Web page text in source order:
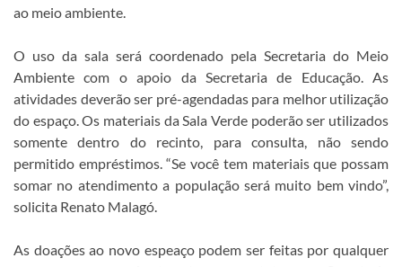
ao meio ambiente.
O uso da sala será coordenado pela Secretaria do Meio
Ambiente com o apoio da Secretaria de Educação. As
atividades deverão ser pré-agendadas para melhor utilização
do espaço. Os materiais da Sala Verde poderão ser utilizados
somente dentro do recinto, para consulta, não sendo
permitido empréstimos. “Se você tem materiais que possam
somar no atendimento a população será muito bem vindo”,
solicita Renato Malagó.
As doações ao novo espeaço podem ser feitas por qualquer